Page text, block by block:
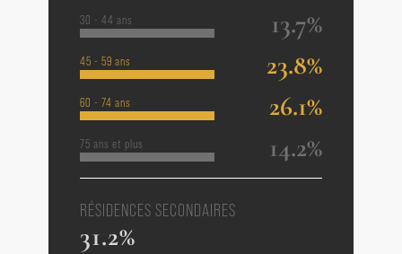
30 - 44 ans 13.7%
45 - 59 ans 23.8%
60 - 74 ans 26.1%
75 ans et plus 14.2%
RÉSIDENCES SECONDAIRES
31.2%